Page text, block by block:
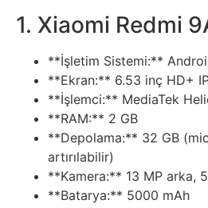
Metaverse
Mobil
Müzik
Nft
Oyun
1. Xiaomi Redmi
**İşletim Sistemi:**
**Ekran:** 6.53 inç HD+
**İşlemci:** MediaTek
**RAM:** 2 GB
**Depolama:** 32 GB
artırılabilir)
**Kamera:** 13 MP arka,
**Batarya:** 5000 mAh